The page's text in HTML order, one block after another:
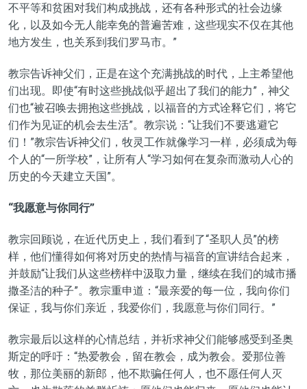
不平等和贫困对我们构成挑战，还有各种形式的社会边缘
化，以及如今无人能幸免的普遍苦难，这些现实不仅在其他
地方发生，也关系到我们罗马市。”
教宗告诉神父们，正是在这个充满挑战的时代，上主希望他
们出现。即使“有时这些挑战似乎超出了我们的能力”，神父
们也“被召唤去拥抱这些挑战，以福音的方式诠释它们，将它
们作为见证的机会去生活”。教宗说：“让我们不要逃避它
们！”教宗告诉神父们，牧灵工作就像学习一样，必须成为每
个人的“一所学校”，让所有人“学习如何在复杂而激动人心的
历史的今天建立天国”。
“我愿意与你同行”
教宗回顾说，在近代历史上，我们看到了“圣职人员”的榜
样，他们懂得如何将对历史的热情与福音的宣讲结合起来，
并鼓励“让我们从这些榜样中汲取力量，继续在我们的城市播
撒圣洁的种子”。教宗重申道：“最亲爱的每一位，我向你们
保证，我与你们亲近，我爱你们，我愿意与你们同行。”
教宗最后以这样的心情总结，并祈求神父们能够感受到圣奥
斯定的呼吁：“热爱教会，留在教会，成为教会。爱那位善
牧，那位美丽的新郎，他不欺骗任何人，也不愿任何人灭